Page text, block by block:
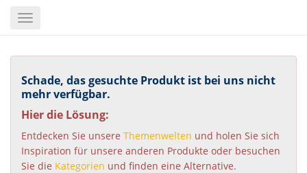
content
Toggle
Schade, das gesuchte Produkt ist bei uns nicht
mehr verfügbar.
Hier die Lösung:
Entdecken Sie unsere Themenwelten und holen Sie sich
Inspiration für unsere anderen Produkte oder besuchen
Sie die Kategorien und finden eine Alternative.